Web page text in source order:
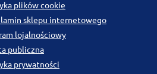
plików cookie
sklepu internetowego
lojalnościowy
publiczna
prywatności